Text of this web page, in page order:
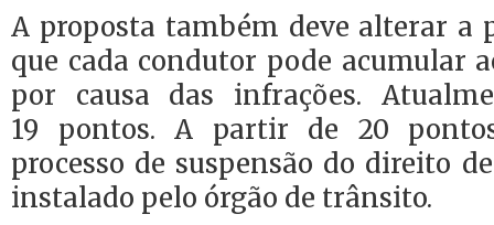
A proposta também deve alterar a
que cada condutor pode acumular
por causa das infrações.
19 pontos. A partir de 20
processo de suspensão do direito
instalado pelo órgão de trânsito.